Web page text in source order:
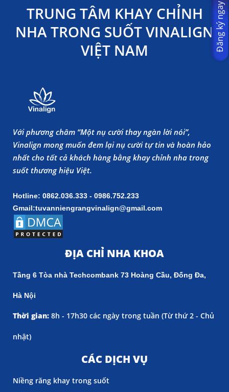
TRUNG TÂM KHAY CHỈNH
NHA TRONG SUỐT VINALIGN
VIỆT NAM
Với phương châm “Một nụ cười thay ngàn lời nói”,
Vinalign mong muốn đem lại nụ cười tự tin và hoàn hảo
nhất cho tất cả khách hàng bằng khay chỉnh nha trong
suốt thương hiệu Việt.
Hotline: 0862.036.333 - 0986.752.233
Gmail:tuvanniengrangvinalign@gmail.com
ĐỊA CHỈ NHA KHOA
Tầng 6 Tòa nhà Techcombank 73 Hoàng Cầu, Đống Đa,
Hà Nội
Thời gian: 8h - 17h30 các ngày trong tuần (Từ thứ 2 - Chủ
nhật)
CÁC DỊCH VỤ
Niềng răng khay trong suốt
Đăng ký ngay